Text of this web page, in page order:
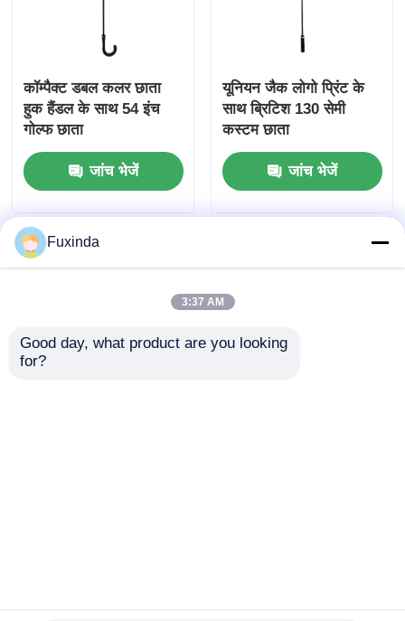
कॉम्पैक्ट डबल कलर छाता
हुक हैंडल के साथ 54 इंच
गोल्फ छाता
जांच भेजें
यूनियन जैक लोगो प्रिंट के
साथ ब्रिटिश 130 सेमी
कस्टम छाता
जांच भेजें
Fuxinda
3:37 AM
Good day, what product are you looking
for?